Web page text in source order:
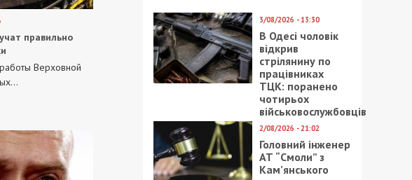
правильно
Верховной
3/08/2026 - 13:30
В Одесі чоловік
відкрив
стрілянину по
працівниках
ТЦК: поранено
чотирьох
військовослужбовців
2/08/2026 - 21:02
Головний інженер
АТ “Смоли” з
Кам’янського